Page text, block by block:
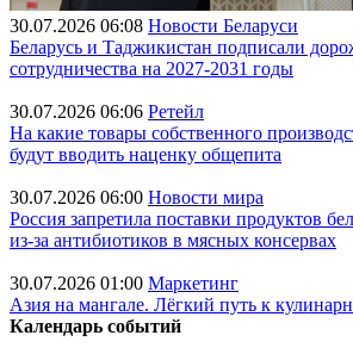
30.07.2026 06:08 Новости Беларуси
Беларусь и Таджикистан подписали
сотрудничества на 2027-2031 годы
30.07.2026 06:06 Ретейл
На какие товары собственного
будут вводить наценку общепита
30.07.2026 06:00 Новости мира
Россия запретила поставки продуктов
из-за антибиотиков в мясных консервах
30.07.2026 01:00 Маркетинг
Азия на мангале. Лёгкий путь к
Календарь событий